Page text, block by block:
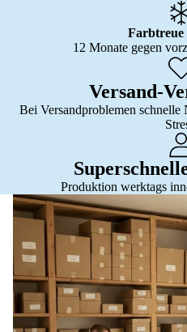
Farbtreue
12 Monate gegen
Versand-
Bei Versandproblemen
Produktion werktags